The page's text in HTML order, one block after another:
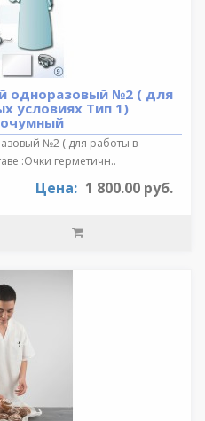
одноразовый №2 ( для
условиях Тип 1)
№2 ( для работы в
:Очки герметичн..
Цена: 1 800.00 руб.